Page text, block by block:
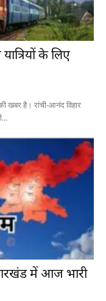
के लिए
खबर है। रांची-आनंद विहार
में आज भारी